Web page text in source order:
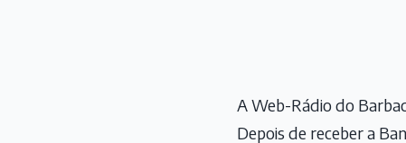
A Web-Rádio do
Depois de receber a